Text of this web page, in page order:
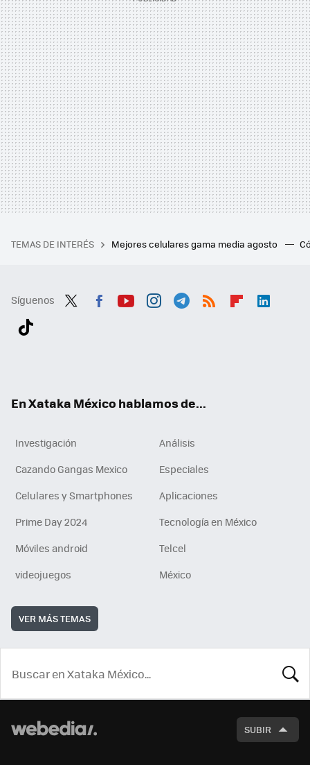
TEMAS DE INTERÉS Mejores celulares gama media agosto
Síguenos
En Xataka México hablamos de...
Investigación
Análisis
Cazando Gangas Mexico
Especiales
Celulares y Smartphones
Aplicaciones
Prime Day 2024
Tecnología en México
Móviles android
Telcel
videojuegos
México
VER MÁS TEMAS
SUBIR